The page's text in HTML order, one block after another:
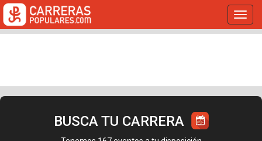
BUSCA TU CARRERA